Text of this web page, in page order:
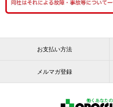
お支払い方法
メルマガ登録